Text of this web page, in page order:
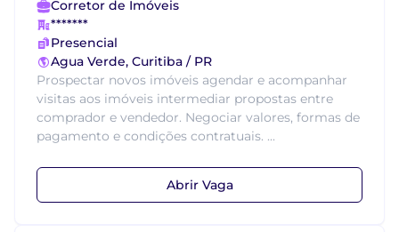
Corretor de Imóveis
*******
Presencial
Agua Verde, Curitiba / PR
Prospectar novos imóveis agendar e acompanhar
visitas aos imóveis intermediar propostas entre
comprador e vendedor. Negociar valores, formas de
pagamento e condições contratuais. ...
Abrir Vaga